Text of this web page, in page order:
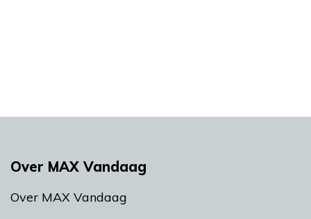
Over MAX Vandaag
Over MAX Vandaag